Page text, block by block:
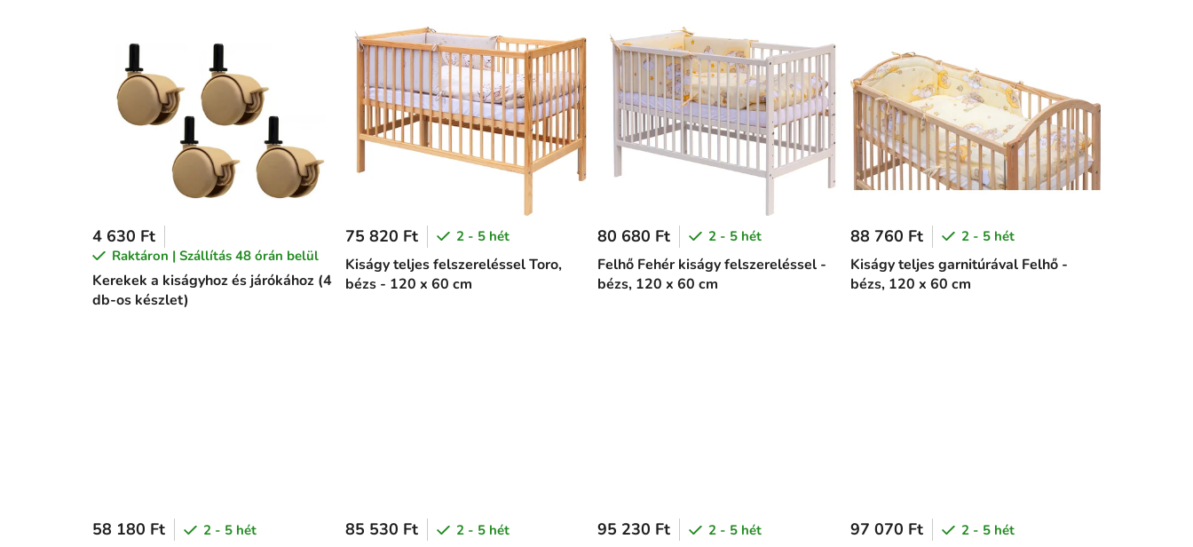
Kerekek a kiságyhoz és járókához (4
db-os készlet)
4 630 Ft
Raktáron | Szállítás 48 órán belül
Kiságy teljes felszereléssel Toro,
bézs - 120 x 60 cm
75 820 Ft 2 - 5 hét
Felhő Fehér kiságy felszereléssel -
bézs, 120 x 60 cm
80 680 Ft 2 - 5 hét
Kiságy teljes garnitúrával Felhő -
bézs, 120 x 60 cm
88 760 Ft 2 - 5 hét
58 180 Ft 2 - 5 hét 85 530 Ft 2 - 5 hét 95 230 Ft 2 - 5 hét 97 070 Ft 2 - 5 hét